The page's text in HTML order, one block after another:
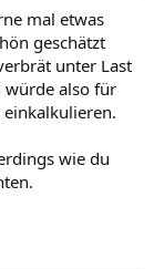
mal etwas
geschätzt
unter Last
würde also für
wie du